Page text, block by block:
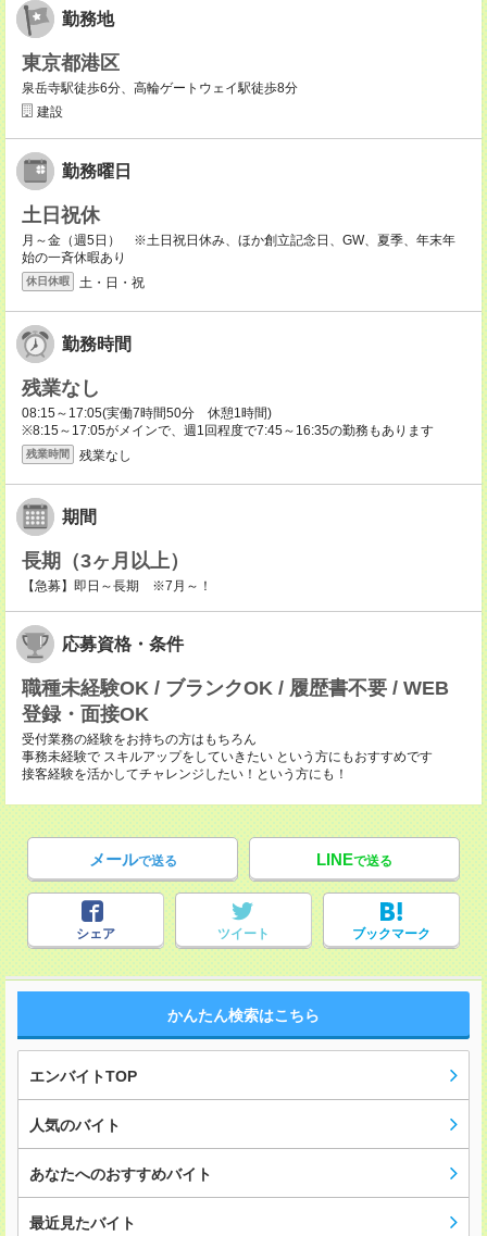
勤務地
東京都港区
泉岳寺駅徒歩6分、高輪ゲートウェイ駅徒歩8分
建設
勤務曜日
土日祝休
月～金（週5日） ※土日祝日休み、ほか創立記念日、GW、夏季、年末年
始の一斉休暇あり
休日休暇 土・日・祝
勤務時間
残業なし
08:15～17:05(実働7時間50分 休憩1時間)
※8:15～17:05がメインで、週1回程度で7:45～16:35の勤務もあります
残業時間 残業なし
期間
長期（3ヶ月以上）
【急募】即日～長期 ※7月～！
応募資格・条件
職種未経験OK / ブランクOK / 履歴書不要 / WEB
登録・面接OK
受付業務の経験をお持ちの方はもちろん
事務未経験で スキルアップをしていきたい という方にもおすすめです
接客経験を活かしてチャレンジしたい！という方にも！
メールで送る LINEで送る
シェア ツイート ブックマーク
かんたん検索はこちら
エンバイトTOP
人気のバイト
あなたへのおすすめバイト
最近見たバイト